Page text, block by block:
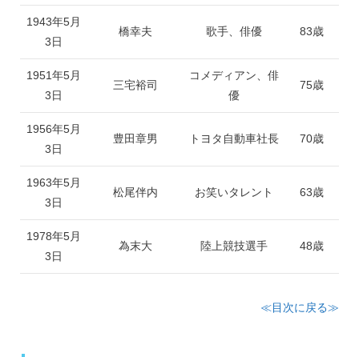
1943年5月
3日
橋幸夫 歌手、俳優 83歳
1951年5月
3日
三宅裕司
コメディアン、俳
優
75歳
1956年5月
3日
豊田章男 トヨタ自動車社長 70歳
1963年5月
3日
松尾伴内 お笑いタレント 63歳
1978年5月
3日
為末大 陸上競技選手 48歳
≪目次に戻る≫